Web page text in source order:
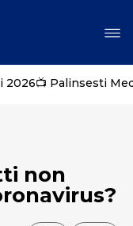
2026📺 Palinsesti
non